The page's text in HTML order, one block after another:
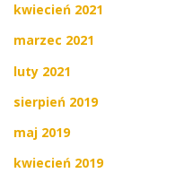
kwiecień 2021
marzec 2021
luty 2021
sierpień 2019
maj 2019
kwiecień 2019